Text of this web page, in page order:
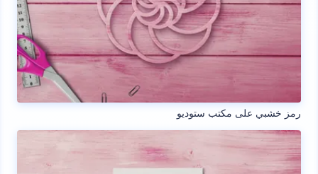
رمز خشبي على مكتب ستوديو